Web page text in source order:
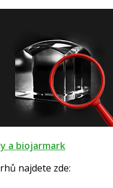
a biojarmark
najdete zde: